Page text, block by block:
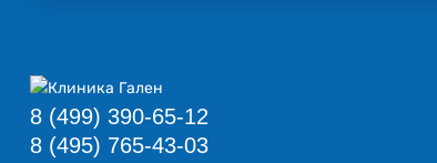
8 (499) 390-65-12
8 (495) 765-43-03